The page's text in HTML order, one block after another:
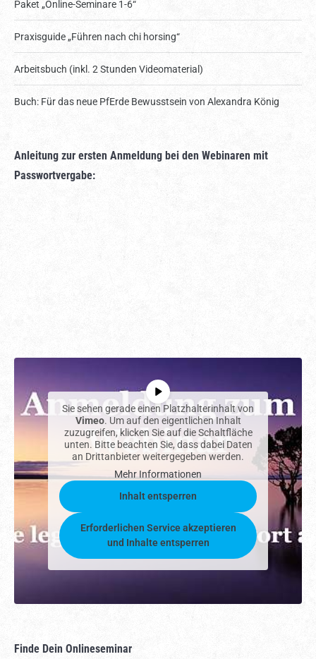
Paket „Online-Seminare 1-6“
Praxisguide „Führen nach chi horsing“
Arbeitsbuch (inkl. 2 Stunden Videomaterial)
Buch: Für das neue PfErde Bewusstsein von Alexandra König
Anleitung zur ersten Anmeldung bei den Webinaren mit
Passwortvergabe:
Sie sehen gerade einen Platzhalterinhalt von
Vimeo. Um auf den eigentlichen Inhalt
zuzugreifen, klicken Sie auf die Schaltfläche
unten. Bitte beachten Sie, dass dabei Daten
an Drittanbieter weitergegeben werden.
Mehr Informationen
Inhalt entsperren
Erforderlichen Service akzeptieren
und Inhalte entsperren
Finde Dein Onlineseminar